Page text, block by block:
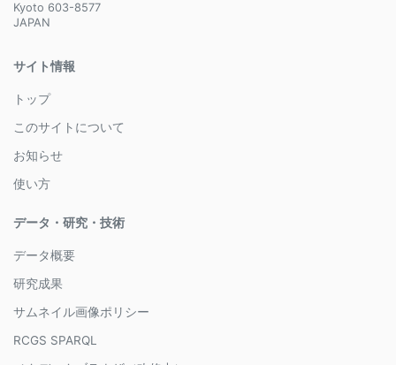
Kyoto 603-8577
JAPAN
サイト情報
トップ
このサイトについて
お知らせ
使い方
データ・研究・技術
データ概要
研究成果
サムネイル画像ポリシー
RCGS SPARQL